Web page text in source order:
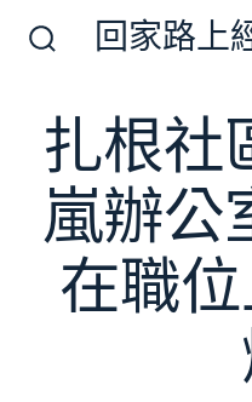
切
換
開
關
回家路上
扎根社
嵐辦公
在職